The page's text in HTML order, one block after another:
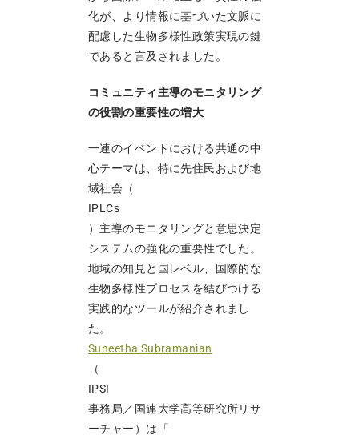
化が、より情報に基づいた文脈に
配慮した生物多様性政策実現の鍵
であると言及されました。
コミュニティ主導のモニタリング
の役割の重要性の増大
一連のイベントにおける共通の中
心テーマは、特に先住民および地
域社会（
IPLCs
）主導のモニタリングと意思決定
システムの強化の重要性でした。
地域の知見と国レベル、国際的な
生物多様性プロセスを結びつける
実践的なツールが紹介されまし
た。
Suneetha Subramanian
（
IPSI
事務局／国連大学高等研究所リサ
ーチャー）は「